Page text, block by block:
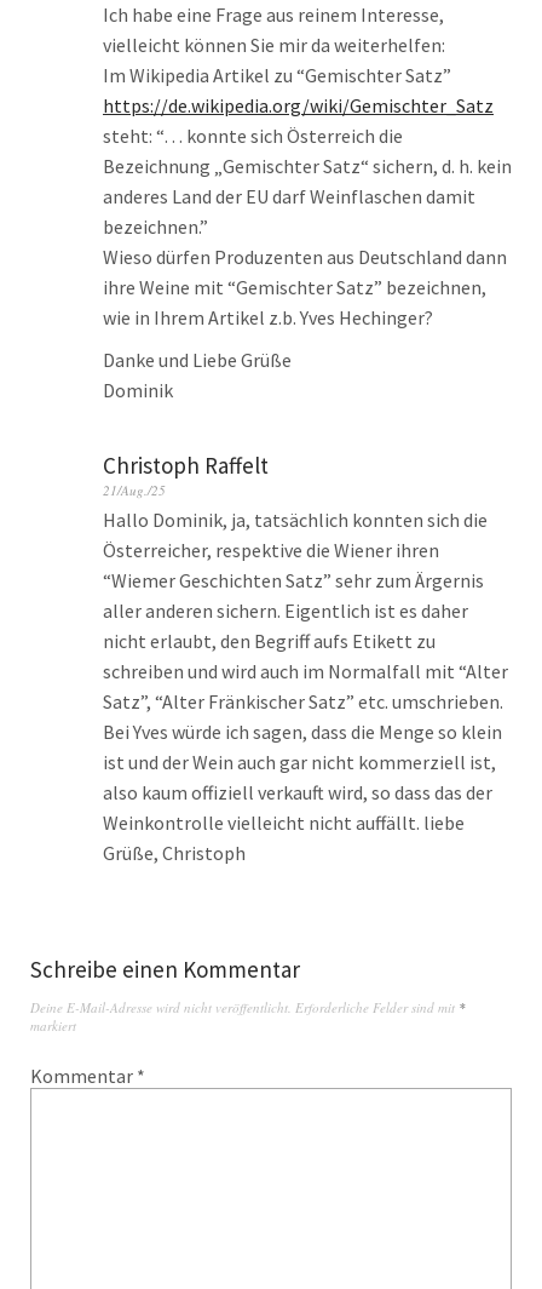
Ich habe eine Frage aus reinem Interesse,
vielleicht können Sie mir da weiterhelfen:
Im Wikipedia Artikel zu “Gemischter Satz”
https://de.wikipedia.org/wiki/Gemischter_Satz
steht: “… konnte sich Österreich die
Bezeichnung „Gemischter Satz“ sichern, d. h. kein
anderes Land der EU darf Weinflaschen damit
bezeichnen.”
Wieso dürfen Produzenten aus Deutschland dann
ihre Weine mit “Gemischter Satz” bezeichnen,
wie in Ihrem Artikel z.b. Yves Hechinger?
Danke und Liebe Grüße
Dominik
Christoph Raffelt
21/Aug./25
Hallo Dominik, ja, tatsächlich konnten sich die
Österreicher, respektive die Wiener ihren
“Wiemer Geschichten Satz” sehr zum Ärgernis
aller anderen sichern. Eigentlich ist es daher
nicht erlaubt, den Begriff aufs Etikett zu
schreiben und wird auch im Normalfall mit “Alter
Satz”, “Alter Fränkischer Satz” etc. umschrieben.
Bei Yves würde ich sagen, dass die Menge so klein
ist und der Wein auch gar nicht kommerziell ist,
also kaum offiziell verkauft wird, so dass das der
Weinkontrolle vielleicht nicht auffällt. liebe
Grüße, Christoph
Schreibe einen Kommentar
Deine E-Mail-Adresse wird nicht veröffentlicht. Erforderliche Felder sind mit *
markiert
Kommentar *